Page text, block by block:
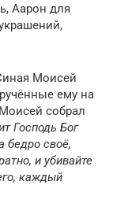
Аарон для
Моисей
ему на
собрал
Господь Бог
бедро своё,
и убивайте
каждый